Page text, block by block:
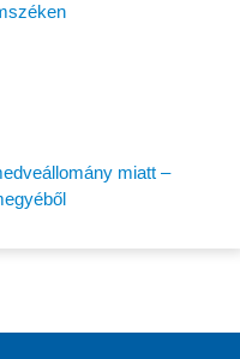
miatt –